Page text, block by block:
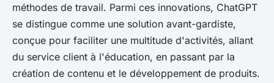
méthodes de travail. Parmi ces innovations, ChatGPT
se distingue comme une solution avant-gardiste,
conçue pour faciliter une multitude d'activités, allant
du service client à l'éducation, en passant par la
création de contenu et le développement de produits.